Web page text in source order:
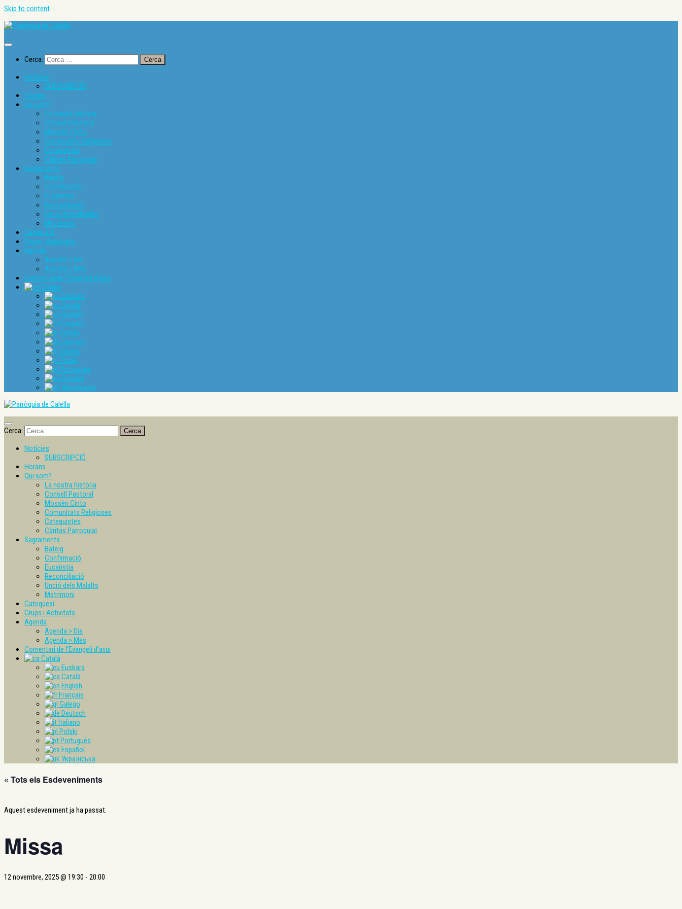
Skip to content
Cerca:
Notícies
SUBSCRIPCIÓ
Horaris
Qui som?
La nostra història
Consell Pastoral
Mossèn Cinto
Comunitats Religioses
Catequistes
Càritas Parroquial
Sagraments
Bateig
Confirmació
Eucaristia
Reconciliació
Unció dels Malalts
Matrimoni
Catequesi
Grups i Activitats
Agenda
Agenda > Dia
Agenda > Mes
Comentari de l’Evangeli d’avui
Català
Euskara
Català
English
Français
Galego
Deutsch
Italiano
Polski
Português
Español
Українська
Cerca:
Notícies
SUBSCRIPCIÓ
Horaris
Qui som?
La nostra història
Consell Pastoral
Mossèn Cinto
Comunitats Religioses
Catequistes
Càritas Parroquial
Sagraments
Bateig
Confirmació
Eucaristia
Reconciliació
Unció dels Malalts
Matrimoni
Catequesi
Grups i Activitats
Agenda
Agenda > Dia
Agenda > Mes
Comentari de l’Evangeli d’avui
Català
Euskara
Català
English
Français
Galego
Deutsch
Italiano
Polski
Português
Español
Українська
« Tots els Esdeveniments
Aquest esdeveniment ja ha passat.
Missa
12 novembre, 2025 @ 19:30 - 20:00